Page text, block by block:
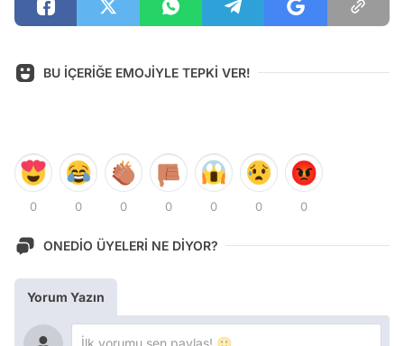
BU İÇERİĞE EMOJİYLE TEPKİ VER!
0 0 0 0 0 0 0
ONEDİO ÜYELERİ NE DİYOR?
Yorum Yazın